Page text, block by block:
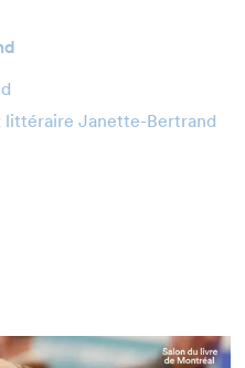
littéraire Janette-Bertrand